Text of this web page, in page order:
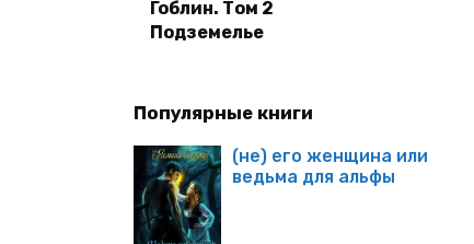
Гоблин. Том 2
Подземелье
Популярные книги
(не) его женщина или
ведьма для альфы